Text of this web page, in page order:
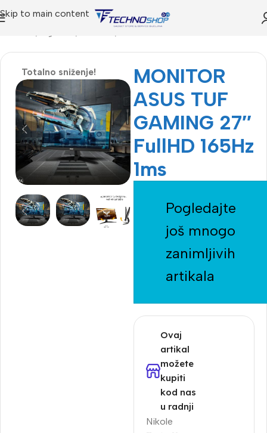
Skip to main content
Totalno sniženje!
MONITOR
ASUS TUF
GAMING 27″
FullHD 165Hz
1ms
Pogledajte
još mnogo
zanimljivih
artikala
Ovaj
artikal
možete
kupiti
kod nas
u radnji
Nikole